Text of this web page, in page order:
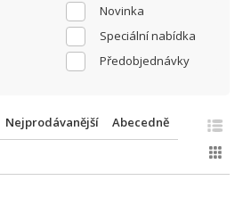
Novinka
Speciální nabídka
Předobjednávky
Nejprodávanější Abecedně